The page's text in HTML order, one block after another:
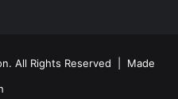
All Rights Reserved | Made